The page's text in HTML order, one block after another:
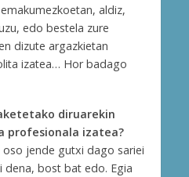
aldiz,
edo bestela zure
dizute argazkietan
izatea… Hor badago
diruarekin
profesionala izatea?
oso jende gutxi dago sariei
dena, bost bat edo. Egia